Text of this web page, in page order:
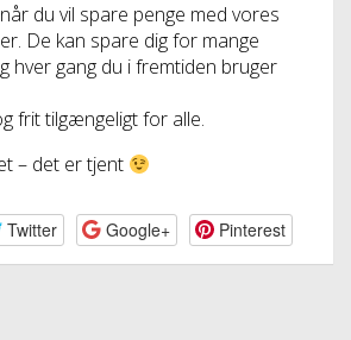
når du vil spare penge med vores
De kan spare dig for mange
hver gang du i fremtiden bruger
frit tilgængeligt for alle.
– det er tjent
Twitter Google+ Pinterest